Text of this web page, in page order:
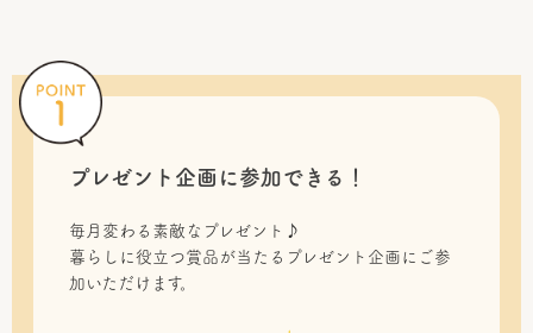
プレゼント企画に参加できる！
毎月変わる素敵なプレゼント♪
暮らしに役立つ賞品が当たるプレゼント企画にご参
加いただけます。